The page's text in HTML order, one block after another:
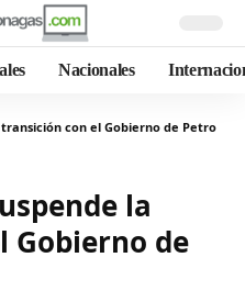
Nacionales
con el Gobierno de Petro
la
Gobierno de